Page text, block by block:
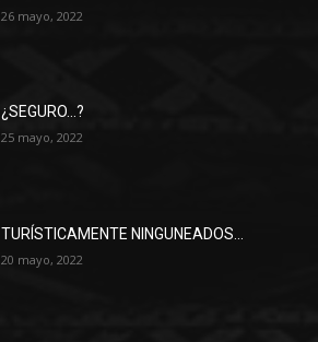
26 mayo, 2022
¿SEGURO…?
25 mayo, 2022
TURÍSTICAMENTE NINGUNEADOS…
20 mayo, 2022